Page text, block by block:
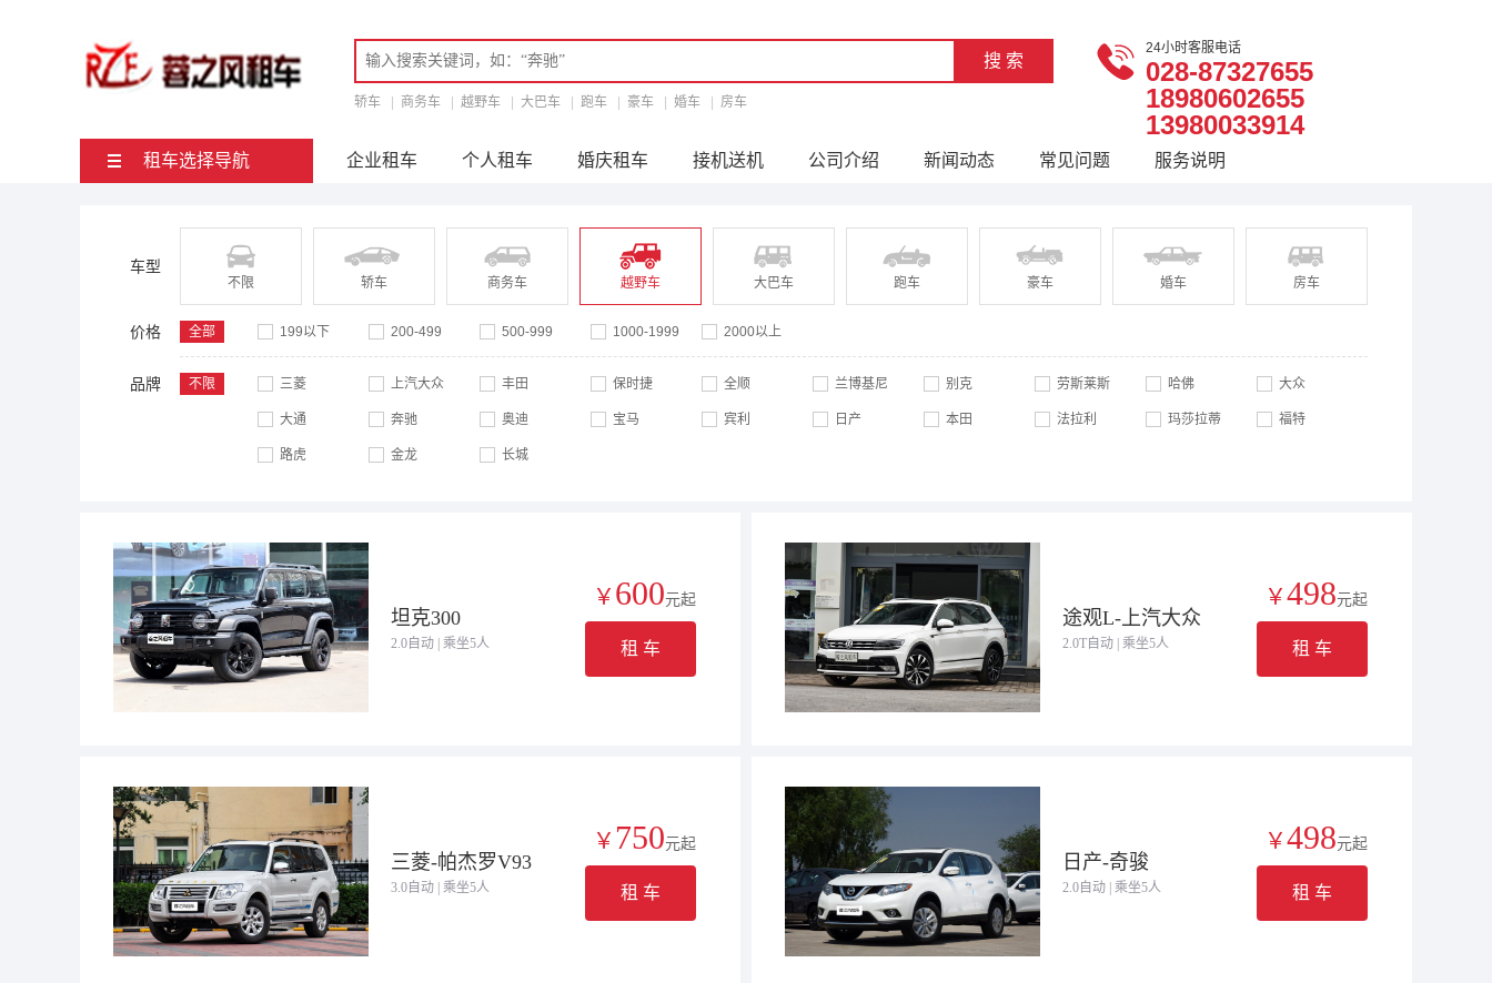
轿车 商务车 越野车 大巴车 跑车 豪车 婚车 房车
24小时客服电话
028-87327655
18980602655
13980033914
租车选择导航 企业租车 个人租车 婚庆租车 接机送机 公司介绍 新闻动态 常见问题 服务说明
车型
不限 轿车 商务车 越野车 大巴车 跑车 豪车 婚车 房车
价格 全部 199以下 200-499 500-999 1000-1999 2000以上
品牌 不限 三菱 上汽大众 丰田 保时捷 全顺 兰博基尼 别克 劳斯莱斯 哈佛 大众
大通 奔驰 奥迪 宝马 宾利 日产 本田 法拉利 玛莎拉蒂 福特
路虎 金龙 长城
坦克300
2.0自动 | 乘坐5人
￥ 600元起
租 车
途观L-上汽大众
2.0T自动 | 乘坐5人
￥498元起
租 车
三菱-帕杰罗V93
3.0自动 | 乘坐5人
￥ 750元起
租 车
日产-奇骏
2.0自动 | 乘坐5人
￥498元起
租 车